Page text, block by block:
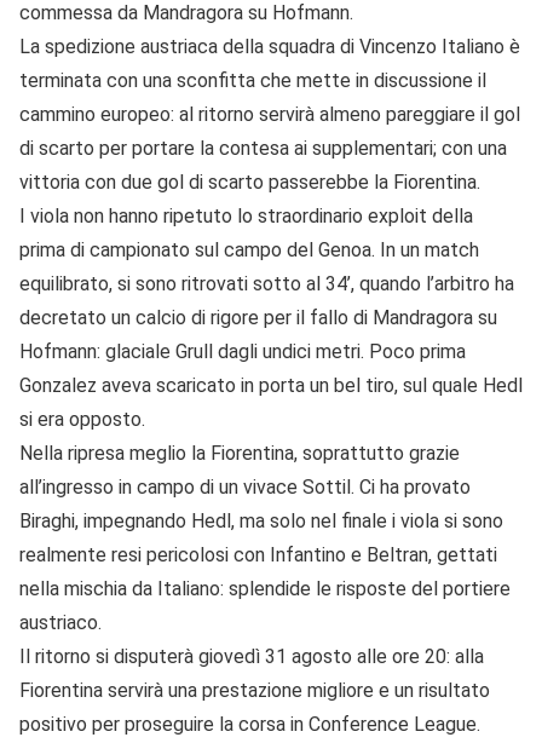
commessa da Mandragora su Hofmann.
La spedizione austriaca della squadra di Vincenzo Italiano è
terminata con una sconfitta che mette in discussione il
cammino europeo: al ritorno servirà almeno pareggiare il gol
di scarto per portare la contesa ai supplementari; con una
vittoria con due gol di scarto passerebbe la Fiorentina.
I viola non hanno ripetuto lo straordinario exploit della
prima di campionato sul campo del Genoa. In un match
equilibrato, si sono ritrovati sotto al 34’, quando l’arbitro ha
decretato un calcio di rigore per il fallo di Mandragora su
Hofmann: glaciale Grull dagli undici metri. Poco prima
Gonzalez aveva scaricato in porta un bel tiro, sul quale Hedl
si era opposto.
Nella ripresa meglio la Fiorentina, soprattutto grazie
all’ingresso in campo di un vivace Sottil. Ci ha provato
Biraghi, impegnando Hedl, ma solo nel finale i viola si sono
realmente resi pericolosi con Infantino e Beltran, gettati
nella mischia da Italiano: splendide le risposte del portiere
austriaco.
Il ritorno si disputerà giovedì 31 agosto alle ore 20: alla
Fiorentina servirà una prestazione migliore e un risultato
positivo per proseguire la corsa in Conference League.